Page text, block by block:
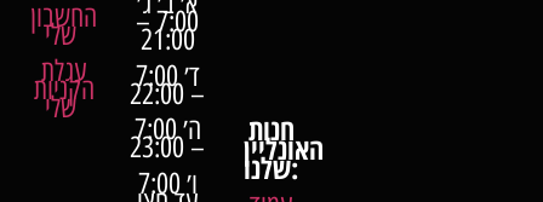
החשבון
שלי
עגלת
הקניות
שלי
7:00 –
21:00
ד׳ 7:00
– 22:00
ה׳ 7:00
– 23:00
ו׳ 7:00
חנות
האונליין
שלנו: